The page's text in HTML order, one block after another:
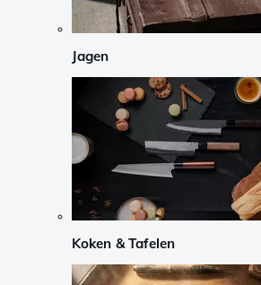
Jagen
Koken & Tafelen